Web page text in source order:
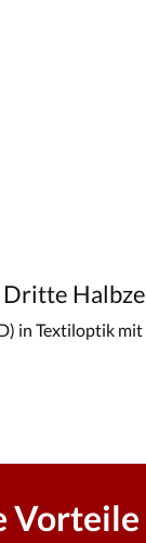
Dritte
Textiloptik
Vorteile